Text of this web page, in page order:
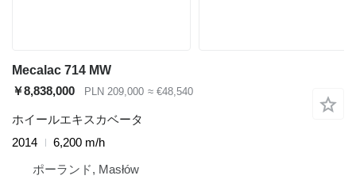
Mecalac 714 MW
￥8,838,000
PLN 209,000 ≈ €48,540
ホイールエキスカベータ
2014
6,200 m/h
ポーランド, Masłów